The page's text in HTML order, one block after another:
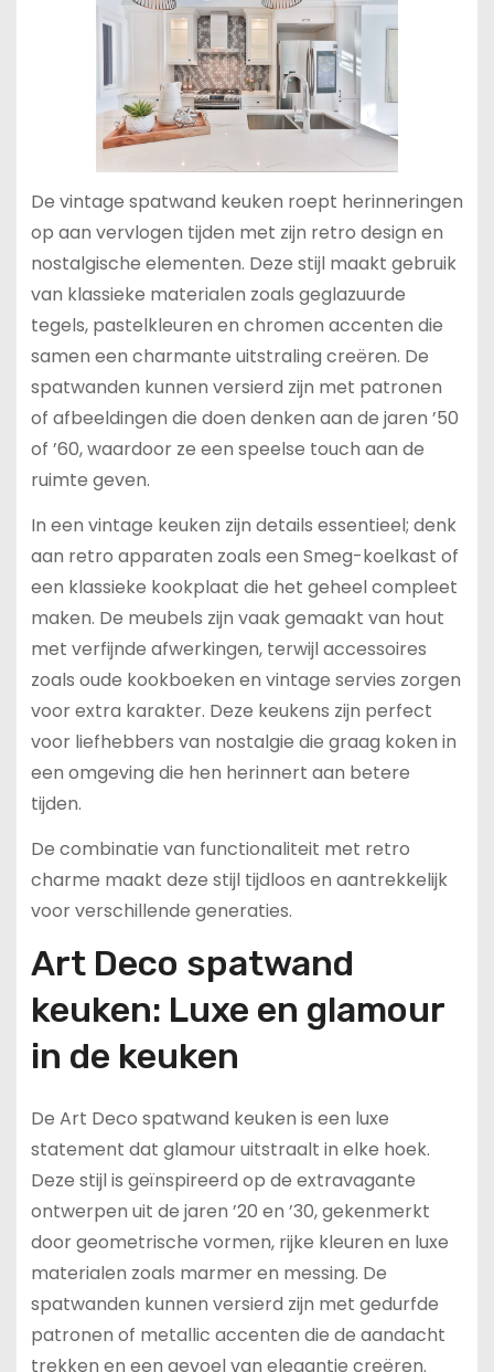
De vintage spatwand keuken roept herinneringen
op aan vervlogen tijden met zijn retro design en
nostalgische elementen. Deze stijl maakt gebruik
van klassieke materialen zoals geglazuurde
tegels, pastelkleuren en chromen accenten die
samen een charmante uitstraling creëren. De
spatwanden kunnen versierd zijn met patronen
of afbeeldingen die doen denken aan de jaren ’50
of ’60, waardoor ze een speelse touch aan de
ruimte geven.
In een vintage keuken zijn details essentieel; denk
aan retro apparaten zoals een Smeg-koelkast of
een klassieke kookplaat die het geheel compleet
maken. De meubels zijn vaak gemaakt van hout
met verfijnde afwerkingen, terwijl accessoires
zoals oude kookboeken en vintage servies zorgen
voor extra karakter. Deze keukens zijn perfect
voor liefhebbers van nostalgie die graag koken in
een omgeving die hen herinnert aan betere
tijden.
De combinatie van functionaliteit met retro
charme maakt deze stijl tijdloos en aantrekkelijk
voor verschillende generaties.
Art Deco spatwand
keuken: Luxe en glamour
in de keuken
De Art Deco spatwand keuken is een luxe
statement dat glamour uitstraalt in elke hoek.
Deze stijl is geïnspireerd op de extravagante
ontwerpen uit de jaren ’20 en ’30, gekenmerkt
door geometrische vormen, rijke kleuren en luxe
materialen zoals marmer en messing. De
spatwanden kunnen versierd zijn met gedurfde
patronen of metallic accenten die de aandacht
trekken en een gevoel van elegantie creëren.